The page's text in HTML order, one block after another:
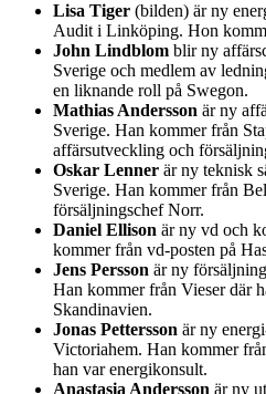
Lisa Tiger (bilden) är ny
Audit i Linköping. Hon
John Lindblom blir ny
Sverige och medlem av
en liknande roll på Swegon.
Mathias Andersson är ny
Sverige. Han kommer från
affärsutveckling och
Oskar Lenner är ny teknisk
Sverige. Han kommer från
försäljningschef Norr.
Daniel Ellison är ny vd och
kommer från vd-posten på
Jens Persson är ny
Han kommer från Vieser där
Skandinavien.
Jonas Pettersson är ny
Victoriahem. Han kommer
han var energikonsult.
Anastasia Andersson är ny